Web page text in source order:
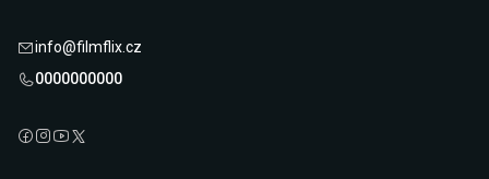
info@filmflix.cz
0000000000